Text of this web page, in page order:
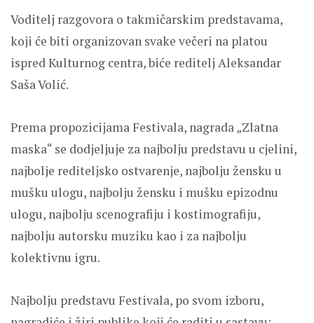
Voditelj razgovora o takmičarskim predstavama,
koji će biti organizovan svake večeri na platou
ispred Kulturnog centra, biće reditelj Aleksandar
Saša Volić.
Prema propozicijama Festivala, nagrada „Zlatna
maska“ se dodjeljuje za najbolju predstavu u cjelini,
najbolje rediteljsko ostvarenje, najbolju žensku u
mušku ulogu, najbolju žensku i mušku epizodnu
ulogu, najbolju scenografiju i kostimografiju,
najbolju autorsku muziku kao i za najbolju
kolektivnu igru.
Najbolju predstavu Festivala, po svom izboru,